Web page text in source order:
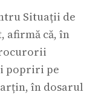
Situații de
afirmă că, în
popriri pe
în dosarul